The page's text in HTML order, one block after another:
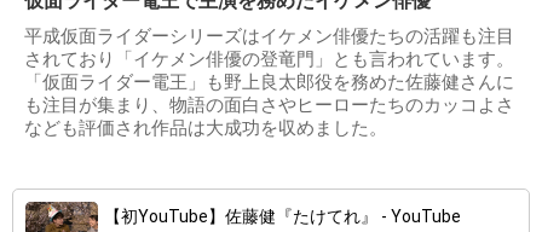
平成仮面ライダーシリーズはイケメン俳優たちの活躍も注目
されており「イケメン俳優の登竜門」とも言われています。
「仮面ライダー電王」も野上良太郎役を務めた佐藤健さんに
も注目が集まり、物語の面白さやヒーローたちのカッコよさ
なども評価され作品は大成功を収めました。
【初YouTube】佐藤健『たけてれ』 - YouTube